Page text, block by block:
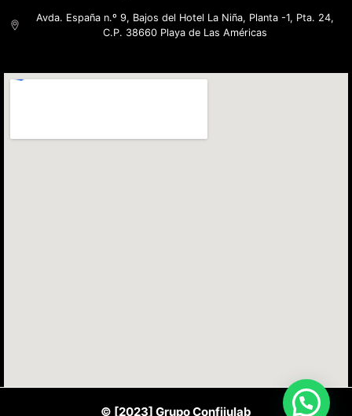
Avda. España n.º 9, Bajos del Hotel La Niña, Planta -1, Pta. 24,
C.P. 38660 Playa de Las Américas
© [2023] Grupo Confijulab